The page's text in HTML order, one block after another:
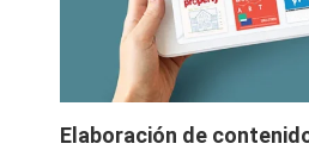
Elaboración de